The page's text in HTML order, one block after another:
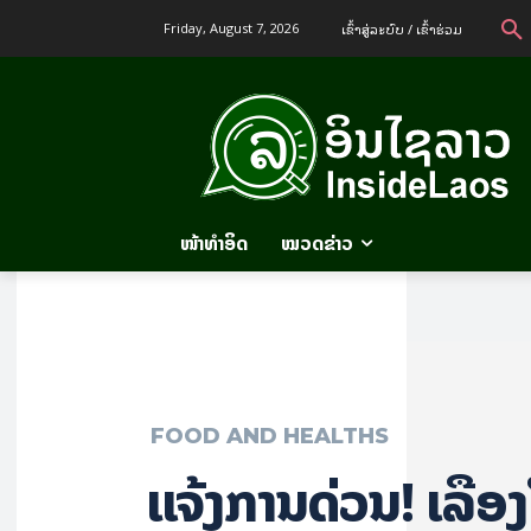
Friday, August 7, 2026 ເຂົ້າ​ສູ່​ລະ​ບົບ / ເຂົ້າ​ຮ່ວມ
ໜ້າທຳອິດ ໝວດຂ່າວ
FOOD AND HEALTHS
ແຈ້ງການດ່ວນ! ເລື່ອ